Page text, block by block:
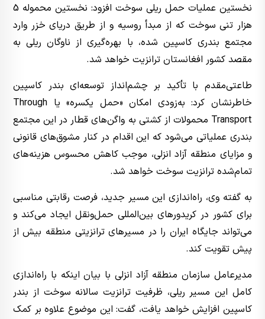
نخستین عملیات حمل ریلی سوخت افزود: نخستین محموله 5
هزار تنی سوخت که از مبدأ روسیه و از طریق دریای خزر وارد
مجتمع بندری کاسپین شده، با بهره‌گیری از ناوگان ریلی به
مقصد کشور افغانستان ترانزیت خواهد شد.
طاعتی‌مقدم با تأکید بر چشم‌انداز توسعه‌ای بندر کاسپین
خاطرنشان کرد: به‌زودی امکان «حمل یکسره» یا Through
Transport محمولات از کشتی به واگن‌های قطار در این مجتمع
بندری عملیاتی می‌شود که این اقدام در کنار مشوق‌های قانونی
و مزایای منطقه آزاد انزلی، موجب کاهش محسوس هزینه‌های
تمام‌شده ترانزیت سوخت خواهد شد.
به گفته وی، راه‌اندازی این مسیر جدید، فرصت رقابتی مناسبی
برای کشور در کریدورهای بین‌المللی حمل‌ونقل ایجاد می‌کند و
می‌تواند جایگاه ایران را در مسیرهای ترانزیتی منطقه بیش از
پیش تقویت کند.
مدیرعامل سازمان منطقه آزاد انزلی با بیان اینکه با راه‌اندازی
کامل این مسیر ریلی، ظرفیت ترانزیت سالانه سوخت از بندر
کاسپین افزایش خواهد یافت، گفت: این موضوع علاوه بر کمک